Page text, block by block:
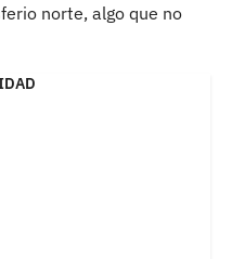
norte, algo que no